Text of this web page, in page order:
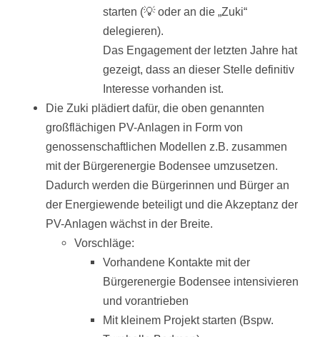
starten (💡 oder an die „Zuki“
delegieren).
Das Engagement der letzten Jahre hat
gezeigt, dass an dieser Stelle definitiv
Interesse vorhanden ist.
Die Zuki plädiert dafür, die oben genannten
großflächigen PV-Anlagen in Form von
genossenschaftlichen Modellen z.B. zusammen
mit der Bürgerenergie Bodensee umzusetzen.
Dadurch werden die Bürgerinnen und Bürger an
der Energiewende beteiligt und die Akzeptanz der
PV-Anlagen wächst in der Breite.
Vorschläge:
Vorhandene Kontakte mit der
Bürgerenergie Bodensee intensivieren
und vorantrieben
Mit kleinem Projekt starten (Bspw.